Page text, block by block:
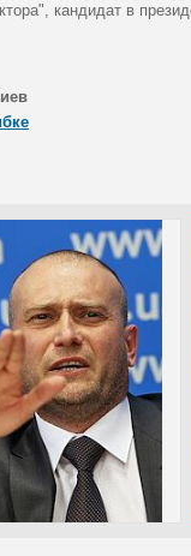
кандидат в